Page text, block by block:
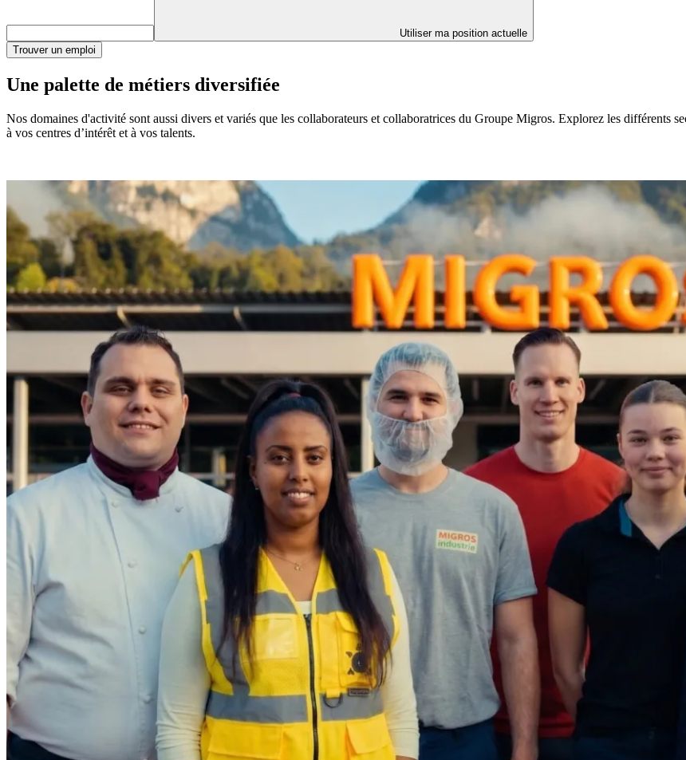
Utiliser ma position actuelle
Trouver un emploi
Une palette de métiers diversifiée
Nos domaines d'activité sont aussi divers et variés que les collaborateurs et collaboratrices du Groupe Migros. Explorez les différents
à vos centres d’intérêt et à vos talents.